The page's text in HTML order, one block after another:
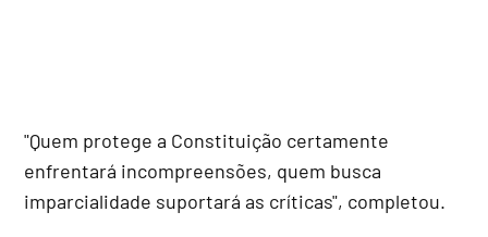
"Quem protege a Constituição certamente
enfrentará incompreensões, quem busca
imparcialidade suportará as críticas", completou.